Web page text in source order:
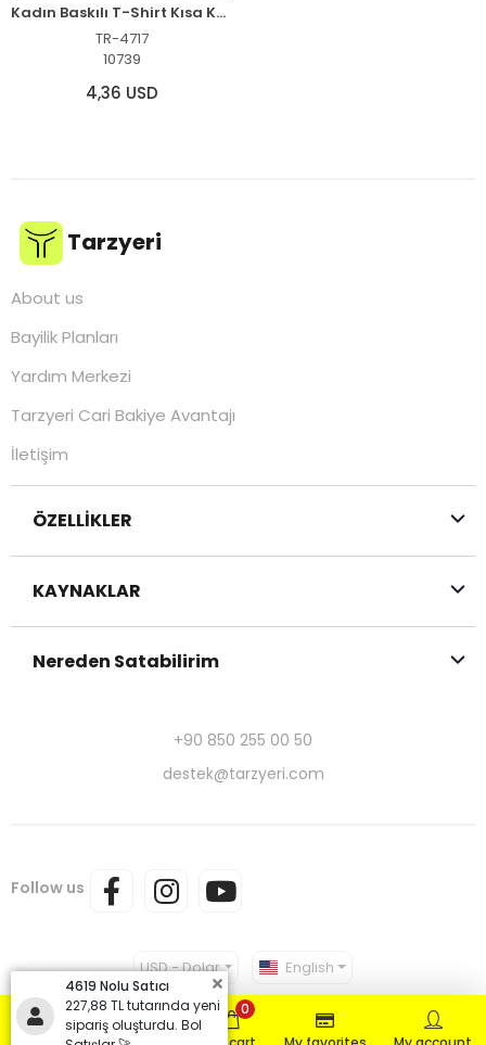
Kadın Baskılı T-Shirt Kısa Kol Bisiklet Yaka Oversize Rahat Kalıp Tişört T-Shirt - Siyah
TR-4717
10739
4,36 USD
Tarzyeri
About us
Bayilik Planları
Yardım Merkezi
Tarzyeri Cari Bakiye Avantajı
İletişim
ÖZELLİKLER
KAYNAKLAR
Nereden Satabilirim
+90 850 255 00 50
destek@tarzyeri.com
Follow us
USD - Dolar English
0
4619 Nolu Satıcı
227,88 TL tutarında yeni
sipariş oluşturdu. Bol